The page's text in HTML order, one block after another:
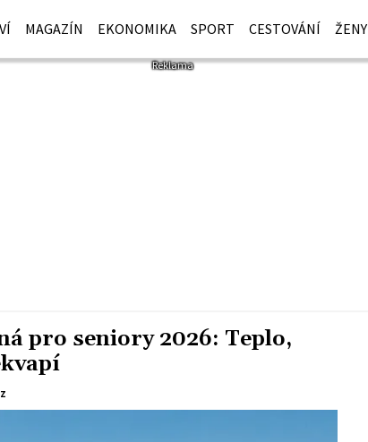
MAGAZÍN EKONOMIKA SPORT CESTOVÁNÍ ŽENY
pro seniory 2026: Teplo,